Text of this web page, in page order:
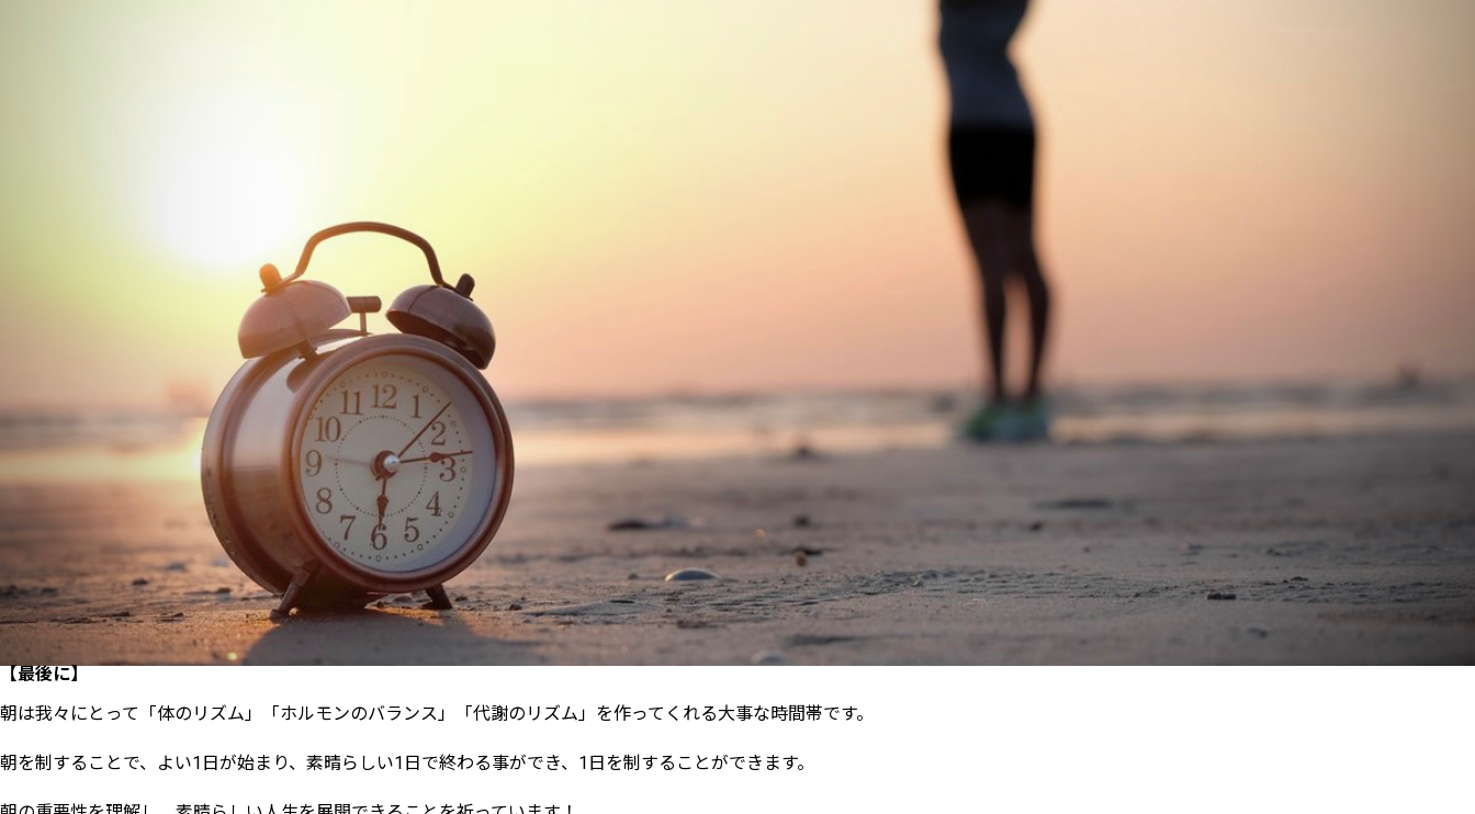
【最後に】
朝は我々にとって「体のリズム」「ホルモンのバランス」「代謝のリズム」を作ってくれる大事な時間帯です。
朝を制することで、よい1 日が始まり、素晴らしい1 日で終わる事ができ、 1 日を制することができます。